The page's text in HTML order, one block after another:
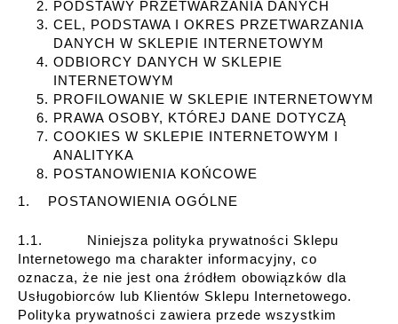
PODSTAWY PRZETWARZANIA DANYCH
CEL, PODSTAWA I OKRES PRZETWARZANIA
DANYCH W SKLEPIE INTERNETOWYM
ODBIORCY DANYCH W SKLEPIE
INTERNETOWYM
PROFILOWANIE W SKLEPIE INTERNETOWYM
PRAWA OSOBY, KTÓREJ DANE DOTYCZĄ
COOKIES W SKLEPIE INTERNETOWYM I
ANALITYKA
POSTANOWIENIA KOŃCOWE
1. POSTANOWIENIA OGÓLNE
1.1. Niniejsza polityka prywatności Sklepu
Internetowego ma charakter informacyjny, co
oznacza, że nie jest ona źródłem obowiązków dla
Usługobiorców lub Klientów Sklepu Internetowego.
Polityka prywatności zawiera przede wszystkim